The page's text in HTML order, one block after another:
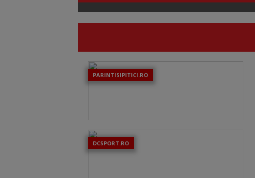
PARINTISIPITICI.RO
DCSPORT.RO